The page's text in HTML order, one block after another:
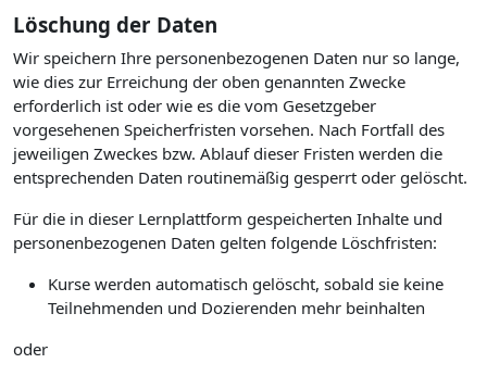
Löschung der Daten
Wir speichern Ihre personenbezogenen Daten nur so lange,
wie dies zur Erreichung der oben genannten Zwecke
erforderlich ist oder wie es die vom Gesetzgeber
vorgesehenen Speicherfristen vorsehen. Nach Fortfall des
jeweiligen Zweckes bzw. Ablauf dieser Fristen werden die
entsprechenden Daten routinemäßig gesperrt oder gelöscht.
Für die in dieser Lernplattform gespeicherten Inhalte und
personenbezogenen Daten gelten folgende Löschfristen:
Kurse werden automatisch gelöscht, sobald sie keine
Teilnehmenden und Dozierenden mehr beinhalten
oder